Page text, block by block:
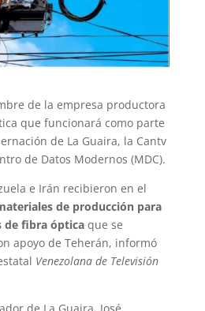
de la empresa productora
que funcionará como parte
de La Guaira, la Cantv
de Datos Modernos (MDC).
e Irán recibieron en el
de producción para
de fibra ópticaque se
apoyo de Teherán, informó
Venezolana de Televisión